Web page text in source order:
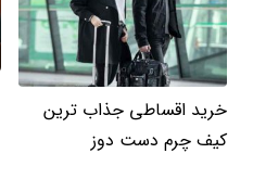
خرید اقساطی جذاب ترین
کیف چرم دست دوز